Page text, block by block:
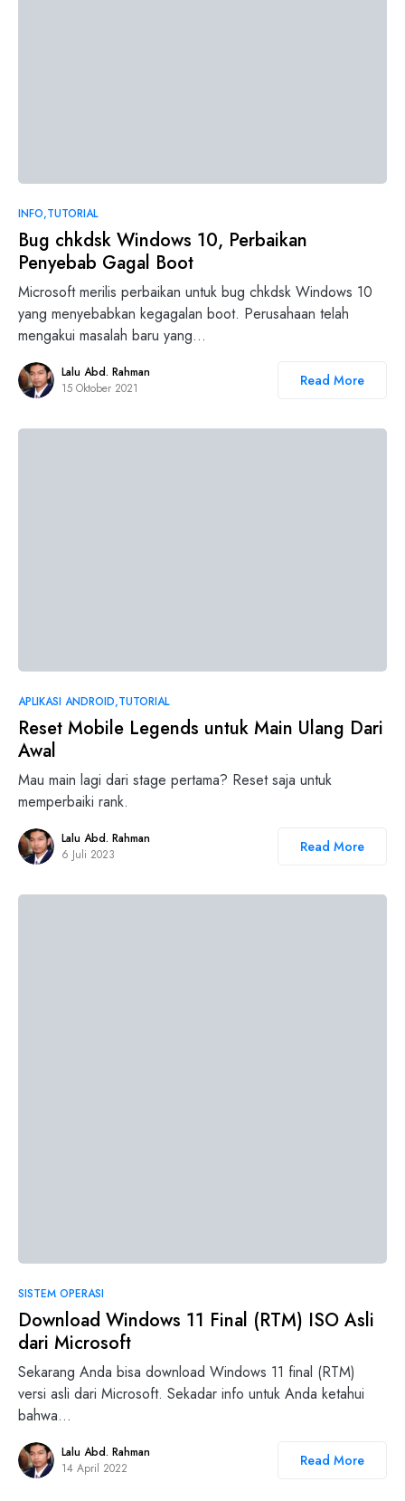
INFO TUTORIAL
Bug chkdsk Windows 10, Perbaikan
Penyebab Gagal Boot
Microsoft merilis perbaikan untuk bug chkdsk Windows 10
yang menyebabkan kegagalan boot. Perusahaan telah
mengakui masalah baru yang…
Lalu Abd. Rahman
15 Oktober 2021
Read More
APLIKASI ANDROID TUTORIAL
Reset Mobile Legends untuk Main Ulang Dari
Awal
Mau main lagi dari stage pertama? Reset saja untuk
memperbaiki rank.
Lalu Abd. Rahman
6 Juli 2023
Read More
SISTEM OPERASI
Download Windows 11 Final (RTM) ISO Asli
dari Microsoft
Sekarang Anda bisa download Windows 11 final (RTM)
versi asli dari Microsoft. Sekadar info untuk Anda ketahui
bahwa…
Lalu Abd. Rahman
14 April 2022
Read More